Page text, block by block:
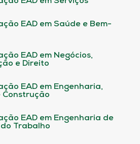
EAD em Saúde e Bem-
EAD em Negócios,
e Direito
EAD em Engenharia,
Construção
EAD em Engenharia de
Trabalho